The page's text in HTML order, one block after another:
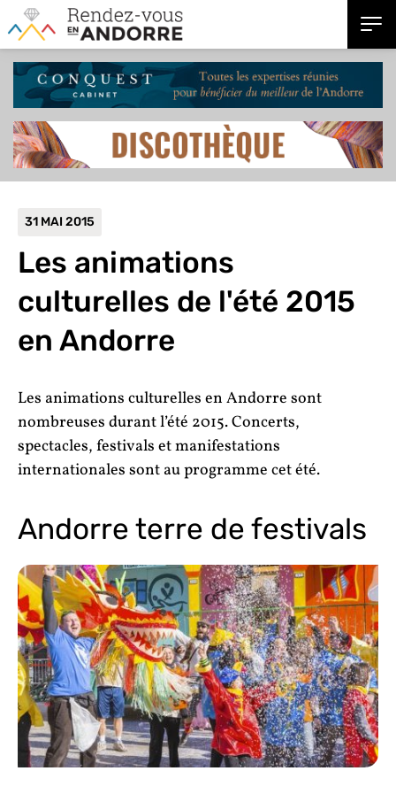
31 MAI 2015
Les animations
culturelles de l'été 2015
en Andorre
Les animations culturelles en Andorre sont
nombreuses durant l’été 2015. Concerts,
spectacles, festivals et manifestations
internationales sont au programme cet été.
Andorre terre de festivals